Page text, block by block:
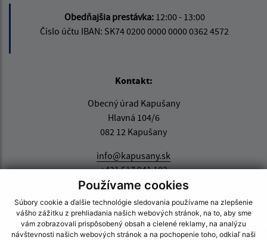
Používame cookies
Súbory cookie a ďalšie technológie sledovania používame na zlepšenie
vášho zážitku z prehliadania našich webových stránok, na to, aby sme
vám zobrazovali prispôsobený obsah a cielené reklamy, na analýzu
návštevnosti našich webových stránok a na pochopenie toho, odkiaľ naši
Obedňajšia prestávka: 12:00 - 13:00
Číslo účtu IBAN: SK74 0200 0000 0000 0362 4572
Kontakt:
Obecný úrad Kapušany
Hlavná 104/6
082 12 Kapušany
info@kapusany.sk
+421 517 941 102
IČO: 00327239